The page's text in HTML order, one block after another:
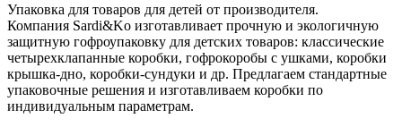
Упаковка для товаров для детей от производителя.
Компания Sardi&Ko изготавливает прочную и экологичную
защитную гофроупаковку для детских товаров: классические
четырехклапанные коробки, гофрокоробы с ушками, коробки
крышка-дно, коробки-сундуки и др. Предлагаем стандартные
упаковочные решения и изготавливаем коробки по
индивидуальным параметрам.